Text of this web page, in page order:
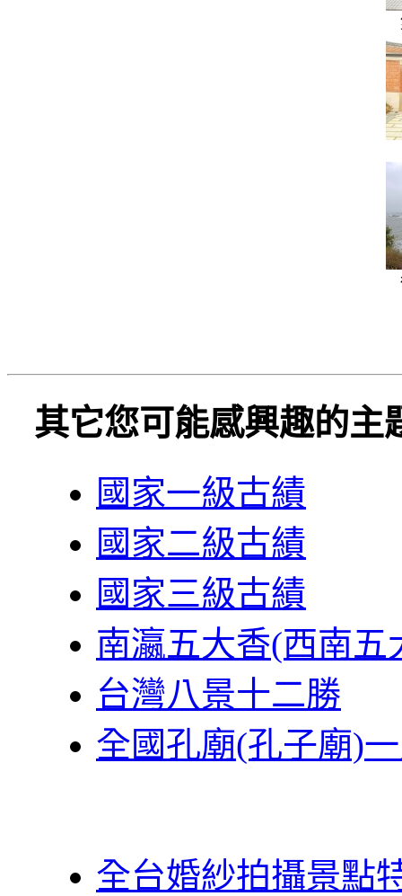
其它您可能感興趣的主
國家一級古績
國家二級古績
國家三級古績
南瀛五大香(西南五
台灣八景十二勝
全國孔廟(孔子廟)
全台婚紗拍攝景點